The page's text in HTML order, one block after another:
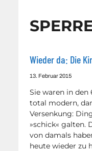
Wieder da: Die
13. Februar 2015
Sie waren in den
total modern,
Versenkung:
»schick« galten.
von damals
heute wieder zu